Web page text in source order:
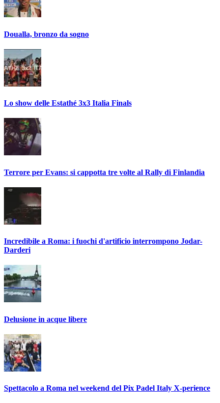
Doualla, bronzo da sogno
Lo show delle Estathé 3x3 Italia Finals
Terrore per Evans: si cappotta tre volte al Rally di Finlandia
Incredibile a Roma: i fuochi d'artificio interrompono Jodar-
Darderi
Delusione in acque libere
Spettacolo a Roma nel weekend del Pix Padel Italy X-perience